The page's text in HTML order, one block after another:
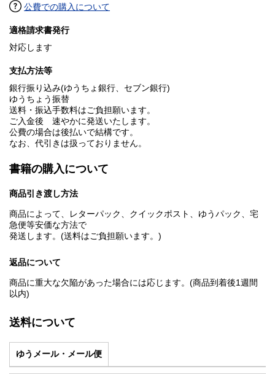
公費での購入について
適格請求書発行
対応します
支払方法等
銀行振り込み(ゆうちょ銀行、セブン銀行)
ゆうちょう振替
送料・振込手数料はご負担願います。
ご入金後 速やかに発送いたします。
公費の場合は後払いで結構です。
なお、代引きは扱っておりません。
書籍の購入について
商品引き渡し方法
商品によって、レターパック、クイックポスト、ゆうパック、宅
急便等安価な方法で
発送します。(送料はご負担願います。)
返品について
商品に重大な欠陥があった場合には応じます。(商品到着後1週間
以内)
送料について
ゆうメール・メール便